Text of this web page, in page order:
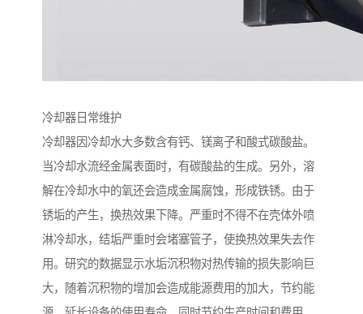
冷却器日常维护
冷却器因冷却水大多数含有钙、镁离子和酸式碳酸盐。
当冷却水流经金属表面时，有碳酸盐的生成。另外，溶
解在冷却水中的氧还会造成金属腐蚀，形成铁锈。由于
锈垢的产生，换热效果下降。严重时不得不在壳体外喷
淋冷却水，结垢严重时会堵塞管子，使换热效果失去作
用。研究的数据显示水垢沉积物对热传输的损失影响巨
大，随着沉积物的增加会造成能源费用的加大，节约能